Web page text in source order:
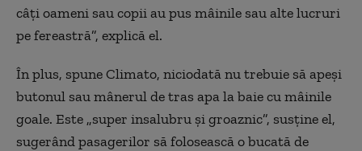
câți oameni sau copii au pus mâinile sau alte lucruri
pe fereastră”, explică el.
În plus, spune Climato, niciodată nu trebuie să apeși
butonul sau mânerul de tras apa la baie cu mâinile
goale. Este „super insalubru și groaznic”, susține el,
sugerând pasagerilor să folosească o bucată de